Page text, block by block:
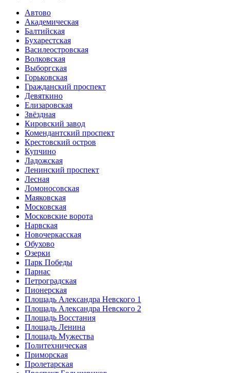
Автово
Академическая
Балтийская
Бухарестская
Василеостровская
Волковская
Выборгская
Горьковская
Гражданский проспект
Девяткино
Елизаровская
Звёздная
Кировский завод
Комендантский проспект
Крестовский остров
Купчино
Ладожская
Ленинский проспект
Лесная
Ломоносовская
Маяковская
Московская
Московские ворота
Нарвская
Новочеркасская
Обухово
Озерки
Парк Победы
Парнас
Петроградская
Пионерская
Площадь Александра Невского 1
Площадь Александра Невского 2
Площадь Восстания
Площадь Ленина
Площадь Мужества
Политехническая
Приморская
Пролетарская